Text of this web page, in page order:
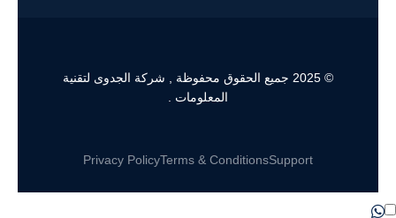
© 2025 جميع الحقوق محفوظة , شركة الجدوى لتقنية
المعلومات .
Support
Terms & Conditions
Privacy Policy